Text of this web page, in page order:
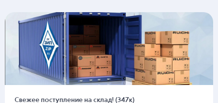
Свежее поступление на склад! (347к)